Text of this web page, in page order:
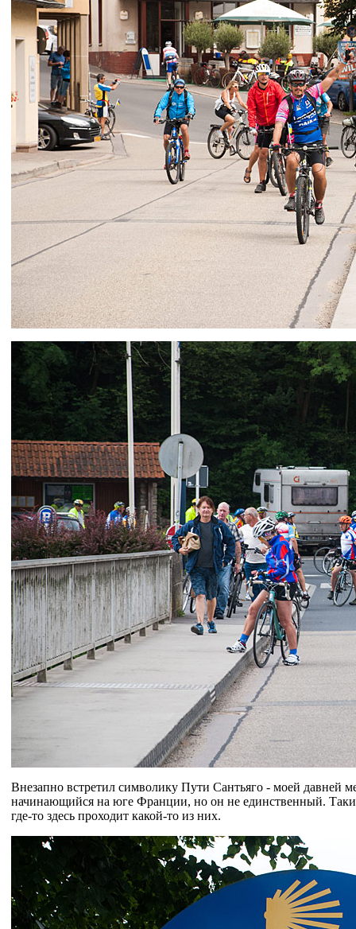
Внезапно встретил символику Пути Сантьяго - моей давней
начинающийся на юге Франции, но он не единственный.
где-то здесь проходит какой-то из них.